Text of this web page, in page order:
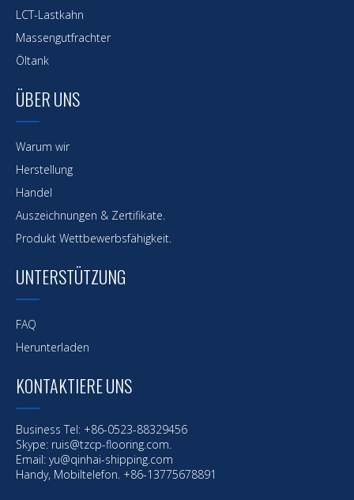
LCT-Lastkahn
Massengutfrachter
Öltank
ÜBER UNS
Warum wir
Herstellung
Handel
Auszeichnungen & Zertifikate.
Produkt Wettbewerbsfähigkeit.
UNTERSTÜTZUNG
FAQ
Herunterladen
KONTAKTIERE UNS
Business Tel: +86-0523-88329456
Skype: ruis@tzcp-flooring.com.
Email: yu@qinhai-shipping.com
Handy, Mobiltelefon. +86-13775678891